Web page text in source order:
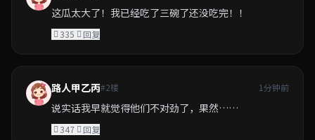
这瓜太大了！我已经吃了三碗了还没吃完！！
335 回复
路人甲乙丙#2楼 1分钟前
说实话我早就觉得他们不对劲了，果然……
347 回复